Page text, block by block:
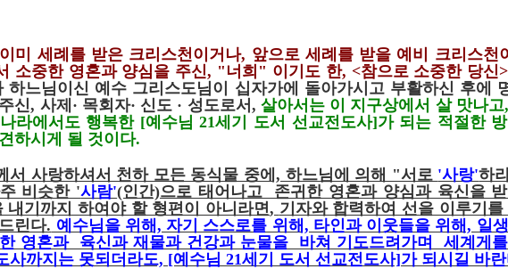
미 세례를 받은 크리스천이거나, 앞으로 세례를 받을 예비 크리스천
소중한 영혼과 양심을 주신, "너희" 이기도 한, <참으로 소중한 당신
하느님이신 예수 그리스도님이 십자가에 돌아가시고 부활하신 후에
신, 사제 · 목회자· 신도 · 성도로서, 살아서는 이 지구상에서 살 맛나고,
라에서도 행복한 [예수님 21세기 도서 선교전도사]가 되는 적절한
하시게 될 것이다.
서 사랑하셔서 천하 모든 동식물 중에, 하느님에 의해 "서로 '사랑'하
비슷한 '사람'(인간)으로 태어나고 존귀한 영혼과 양심과 육신을
내기까지 하여야 할 형편이 아니라면, 기자와 합력하여 선을 이루기
린다. 예수님을 위해, 자기 스스로를 위해, 타인과 이웃들을 위해, 일
영혼과 육신과 재물과 건강과 눈물을 바쳐 기도드려가며 세계게
사까지는 못되더라도, [예수님 21세기 도서 선교전도사]가 되시길 바